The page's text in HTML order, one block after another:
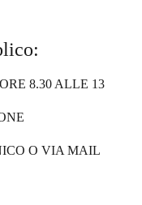
8.30 ALLE 13
O VIA MAIL